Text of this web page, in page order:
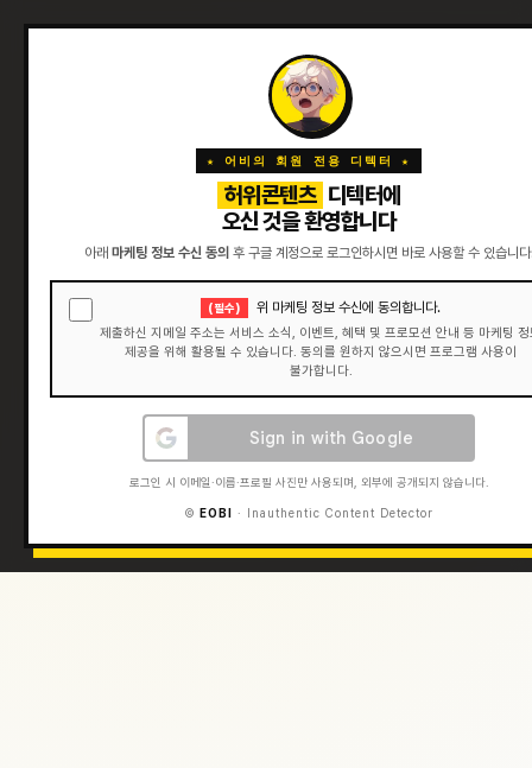
★ 어비의 회원 전용 디텍터 ★
허위콘텐츠 디텍터에
오신 것을 환영합니다
아래 마케팅 정보 수신 동의 후 구글 계정으로 로그인하시면 바로 사용할 수 있습니
(필수) 위 마케팅 정보 수신에 동의합니다.
제출하신 지메일 주소는 서비스 소식, 이벤트, 혜택 및 프로모션 안내 등 마케팅 정
제공을 위해 활용될 수 있습니다. 동의를 원하지 않으시면 프로그램 사용이
불가합니다.
로그인 시 이메일·이름·프로필 사진만 사용되며, 외부에 공개되지 않습니다.
© EOBI · Inauthentic Content Detector